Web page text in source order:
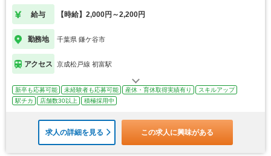
給与 【時給】2,000円～2,200円
勤務地 千葉県 鎌ケ谷市
アクセス 京成松戸線 初富駅
新卒も応募可能 未経験者も応募可能 産休・育休取得実績有り
スキルアップ
駅チカ
店舗数30以上 積極採用中
求人の詳細を見る この求人に興味がある